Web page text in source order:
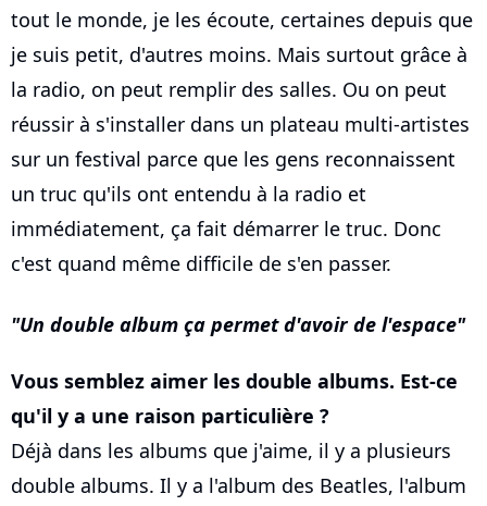
tout le monde, je les écoute, certaines depuis que
je suis petit, d'autres moins. Mais surtout grâce à
la radio, on peut remplir des salles. Ou on peut
réussir à s'installer dans un plateau multi-artistes
sur un festival parce que les gens reconnaissent
un truc qu'ils ont entendu à la radio et
immédiatement, ça fait démarrer le truc. Donc
c'est quand même difficile de s'en passer.
Un double album ça permet d'avoir de l'espace
Vous semblez aimer les double albums. Est-ce
qu'il y a une raison particulière ?
Déjà dans les albums que j'aime, il y a plusieurs
double albums. Il y a l'album des Beatles, l'album